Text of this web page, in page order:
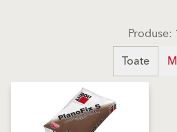
Produse:
Toate